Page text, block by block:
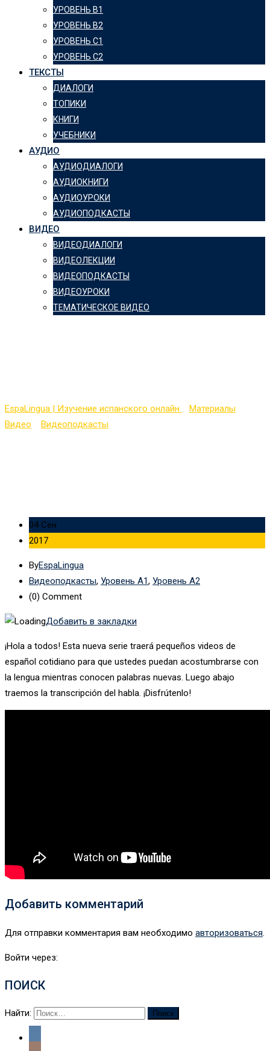
УРОВЕНЬ B1
УРОВЕНЬ B2
УРОВЕНЬ C1
УРОВЕНЬ C2
ТЕКСТЫ
ДИАЛОГИ
ТОПИКИ
КНИГИ
УЧЕБНИКИ
АУДИО
АУДИОДИАЛОГИ
АУДИОКНИГИ
АУДИОУРОКИ
АУДИОПОДКАСТЫ
ВИДЕО
ВИДЕОДИАЛОГИ
ВИДЕОЛЕКЦИИ
ВИДЕОПОДКАСТЫ
ВИДЕОУРОКИ
ТЕМАТИЧЕСКОЕ ВИДЕО
EspaLingua | Изучение испанского онлайн Материалы
Видео
Видеоподкасты
04 Сен
2017
ByEspaLingua
Видеоподкасты, Уровень А1, Уровень А2
(0) Comment
Добавить в закладки
¡Hola a todos! Esta nueva serie traerá pequeños videos de
español cotidiano para que ustedes puedan acostumbrarse con
la lengua mientras conocen palabras nuevas. Luego abajo
traemos la transcripción del habla. ¡Disfrútenlo!
Добавить комментарий
Для отправки комментария вам необходимо авторизоваться
Войти через:
ПОИСК
Найти: